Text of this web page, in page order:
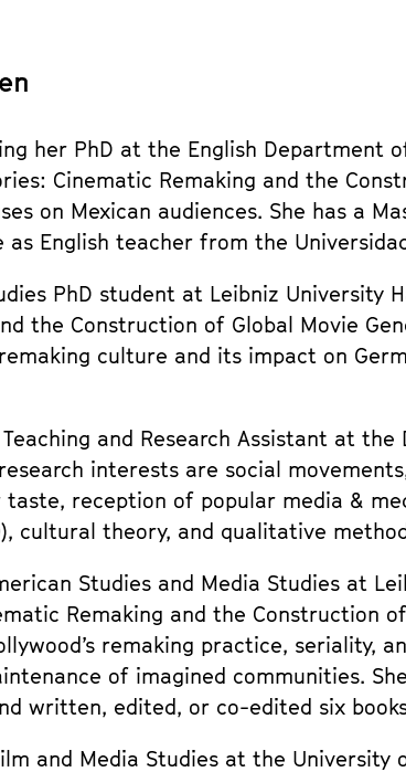
her PhD at the English Department
Cinematic Remaking and the
on Mexican audiences. She has a
as English teacher from the
PhD student at Leibniz University
the Construction of Global Movie
culture and its impact on
and Research Assistant at
interests are social
taste, reception of popular media &
cultural theory, and qualitative
Studies and Media Studies at
Remaking and the Construction
remaking practice,
of imagined communities.
written, edited, or co-edited six
and Media Studies at the